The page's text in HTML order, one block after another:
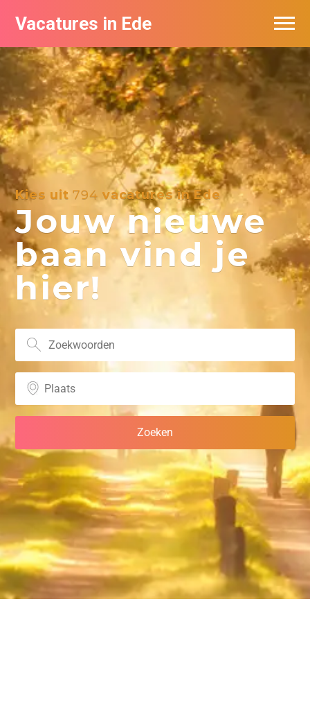
Vacatures in Ede
Kies uit794 vacatures in Ede
Jouw nieuwe
baan vind je
hier!
Vacatures bij bedrijven in Ede